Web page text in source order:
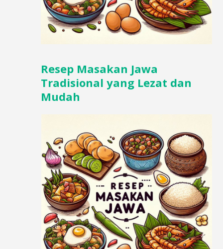
Resep Masakan Jawa
Tradisional yang Lezat dan
Mudah